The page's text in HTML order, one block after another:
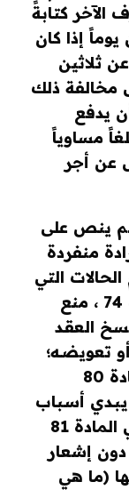
الآخر كتابةً
إذا كان
ثلاثين
مخالفة ذلك
يدفع
مساوياً
عن أجر
لم ينص على
منفردة
التي
ينتهي بها العقد حصرا في المادة 74 ، منع
العقـد
تعويضـه؛
إلا فـي الحـالات الموضحـة فـي المـادة 80
أسـباب
منح النظام في المادة 81
إشعار
(ما هي